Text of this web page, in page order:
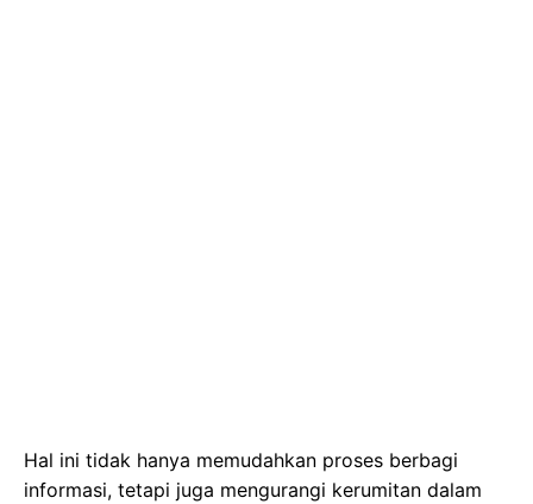
Hal ini tidak hanya memudahkan proses berbagi
informasi, tetapi juga mengurangi kerumitan dalam